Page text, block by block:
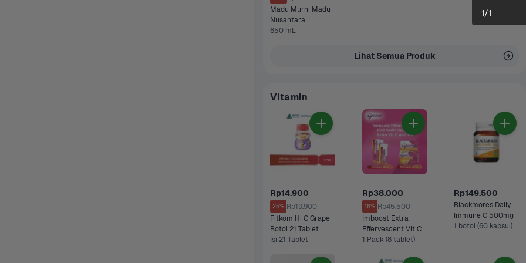
Madu Murni Madu
Nusantara
650 mL
Lihat Semua Produk
Vitamin
Rp14.900
25% Rp19.900
Fitkom Hi C Grape
Isi 21 Tablet
Rp38.000
16% Rp45.500
Imboost Extra
Effervescent Vit C &
D3 Rasa Jeruk
1 Pack (8 tablet)
Rp149.500
Blackmores Daily
1 botol (60 kapsul)
1/1